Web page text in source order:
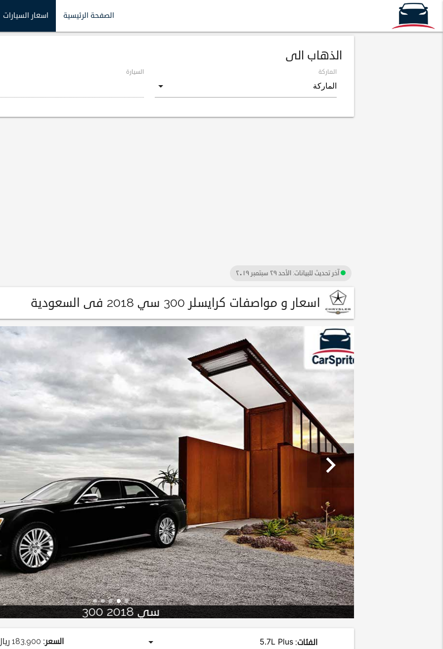
الصفحة الرئيسية اسعار السيارات
الذهاب الى
الماركة
السيارة
آخر تحديث للبيانات: الأحد ٢٩ سبتمبر ٢٠١٩
اسعار و مواصفات كرايسلر 300 سي 2018 فى السعودية
chevron_right
300 سي 2018
الفئات: السعر: 183,900